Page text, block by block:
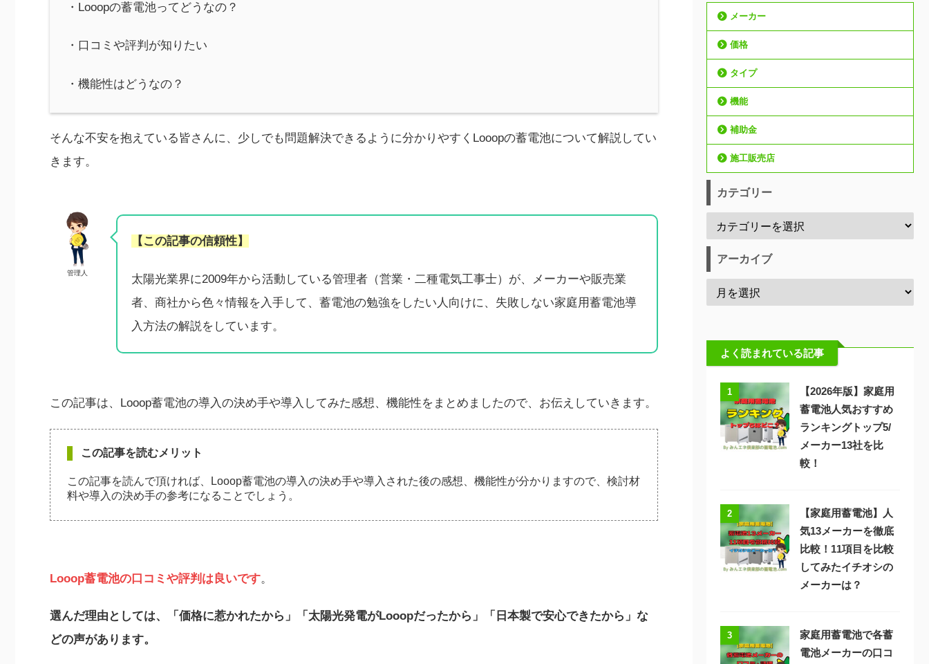
・Looopの蓄電池ってどうなの？
・口コミや評判が知りたい
・機能性はどうなの？
そんな不安を抱えている皆さんに、少しでも問題解決できるように分かりやすくLooopの蓄電池について解説してい
きます。
管理人
【この記事の信頼性】
太陽光業界に2009年から活動している管理者（営業・二種電気工事士）が、メーカーや販売業
者、商社から色々情報を入手して、蓄電池の勉強をしたい人向けに、失敗しない家庭用蓄電池導
入方法の解説をしています。
この記事は、Looop蓄電池の導入の決め手や導入してみた感想、機能性をまとめましたので、お伝えしていきます。
この記事を読むメリット
この記事を読んで頂ければ、Looop蓄電池の導入の決め手や導入された後の感想、機能性が分かりますので、検討材
料や導入の決め手の参考になることでしょう。
Looop蓄電池の口コミや評判は良いです。
選んだ理由としては、「価格に惹かれたから」「太陽光発電がLooopだったから」「日本製で安心できたから」な
どの声があります。
メーカー
価格
タイプ
機能
補助金
施工販売店
カテゴリー
アーカイブ
よく読まれている記事
1
【2026年版】家庭用
蓄電池人気おすすめ
ランキングトップ5/
メーカー13社を比
較！
2
【家庭用蓄電池】人
気13メーカーを徹底
比較！11項目を比較
してみたイチオシの
メーカーは？
3
家庭用蓄電池で各蓄
電池メーカーの口コ